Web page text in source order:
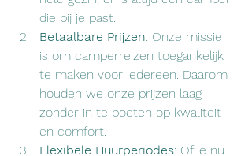
die bij je past.
Betaalbare Prijzen: Onze missie
is om camperreizen toegankelijk
te maken voor iedereen. Daarom
houden we onze prijzen laag
zonder in te boeten op kwaliteit
en comfort.
Flexibele Huurperiodes: Of je nu